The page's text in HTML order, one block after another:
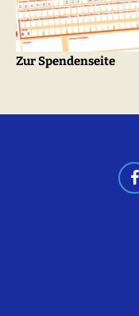
Zur Spendenseite